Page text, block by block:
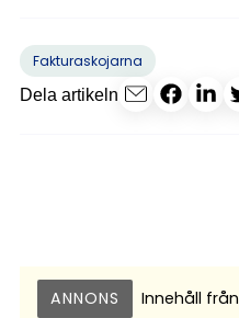
Fakturaskojarna
Dela artikeln
ANNONS Innehåll från